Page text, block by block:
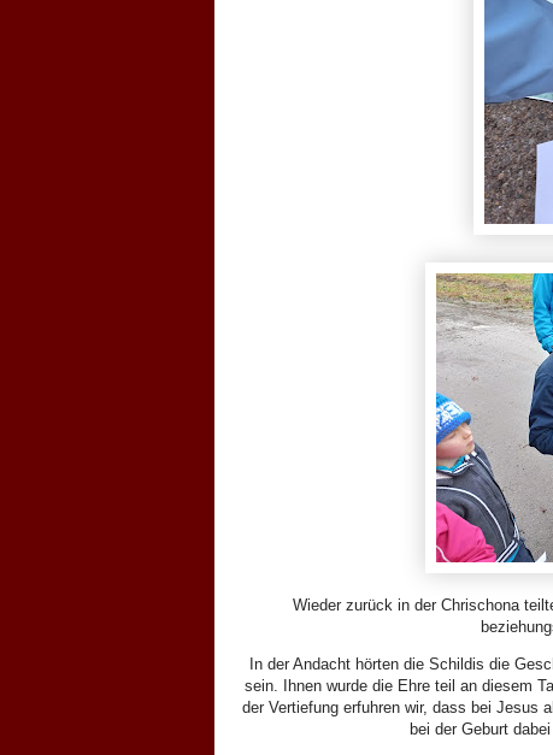
Wieder zurück in der Chrischona
In der Andacht hörten die Schildis die
sein. Ihnen wurde die Ehre teil an diesem
der Vertiefung erfuhren wir, dass bei Jesus
bei der Geburt